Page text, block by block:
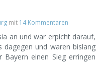
mit 14 Kommentaren
an und war erpicht darauf,
dagegen und waren bislang
einen Sieg erringen